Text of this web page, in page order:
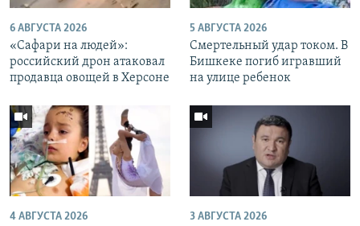
6 АВГУСТА 2026
«Cафари на людей»:
российский дрон атаковал
продавца овощей в Херсоне
5 АВГУСТА 2026
Смертельный удар током. В
Бишкеке погиб игравший
на улице ребенок
4 АВГУСТА 2026 3 АВГУСТА 2026